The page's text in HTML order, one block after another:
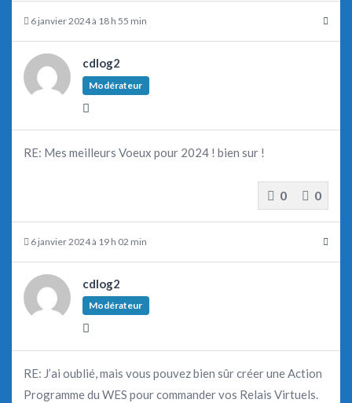
6 janvier 2024 à 18 h 55 min
cdlog2
Modérateur
RE: Mes meilleurs Voeux pour 2024 ! bien sur !
0 0
6 janvier 2024 à 19 h 02 min
cdlog2
Modérateur
RE: J’ai oublié, mais vous pouvez bien sûr créer une Action
Programme du WES pour commander vos Relais Virtuels.